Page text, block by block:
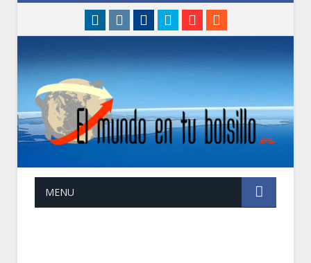
linkedininstagram
Facebook
TwitterGoogle+
MENU